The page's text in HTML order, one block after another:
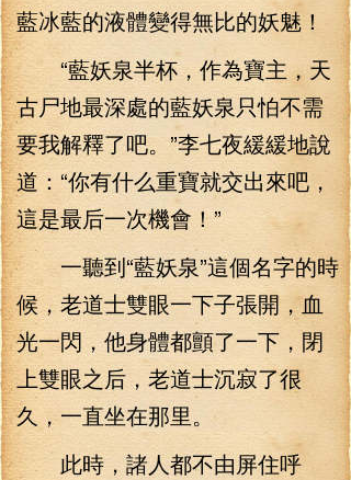
藍冰藍的液體變得無比的妖魅！
“藍妖泉半杯，作為寶主，天
古尸地最深處的藍妖泉只怕不需
要我解釋了吧。”李七夜緩緩地說
道：“你有什么重寶就交出來吧，
這是最后一次機會！”
一聽到“藍妖泉”這個名字的時
候，老道士雙眼一下子張開，血
光一閃，他身體都顫了一下，閉
上雙眼之后，老道士沉寂了很
久，一直坐在那里。
此時，諸人都不由屏住呼